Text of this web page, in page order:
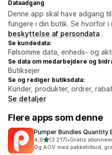
Dataadgang
Denne app skal have adgang
fungere i din butik. Se hvorfor i
beskyttelse af persondata .
Se kundedata:
Følsomme data, enheds- og
Se data om medarbejdere og
Butiksejer
Se og rediger butiksdata:
Kunder, produkter, ordrer,
Se detaljer
Flere apps som denne
Pumper Bundles Quantity
4,9ud af 5 stjerner
(3.217)
3217 anmeldelser i alt
•Gratis
Øg AOV med pakketilbud,